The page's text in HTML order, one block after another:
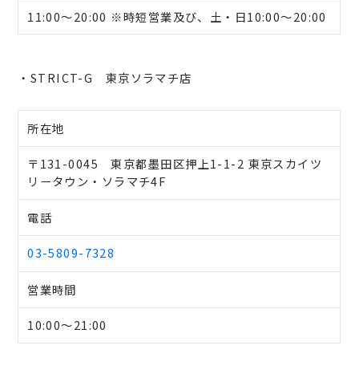
11:00～20:00 ※時短営業及び、土・日10:00～20:00
・STRICT-G 東京ソラマチ店
所在地
〒131-0045 東京都墨田区押上1-1-2 東京スカイツ
リータウン・ソラマチ4F
電話
03-5809-7328
営業時間
10:00～21:00